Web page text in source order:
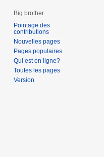
Big brother
Pointage des
contributions
Nouvelles pages
Pages populaires
Qui est en ligne?
Toutes les pages
Version